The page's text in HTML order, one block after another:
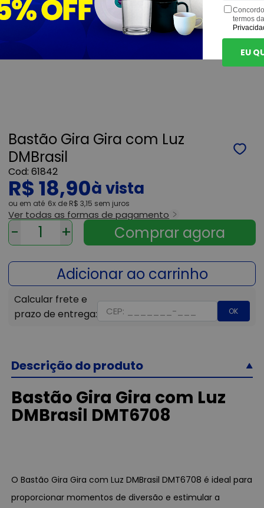
Bastão Gira Gira com Luz
DMBrasil
61842
R$ 18,90
ou 6x de R$ 3,15 sem juros
Ver todas as formas de pagamento
- +
OK
Descrição do produto
Bastão Gira Gira com Luz
DMBrasil DMT6708
O Bastão Gira Gira com Luz DMBrasil DMT6708 é ideal para
proporcionar momentos de diversão e estimular a
termos
EU